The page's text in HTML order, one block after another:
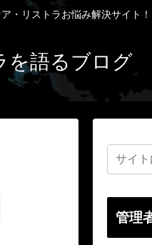
・リストラお悩み解決サイト！
を語るブログ
管理